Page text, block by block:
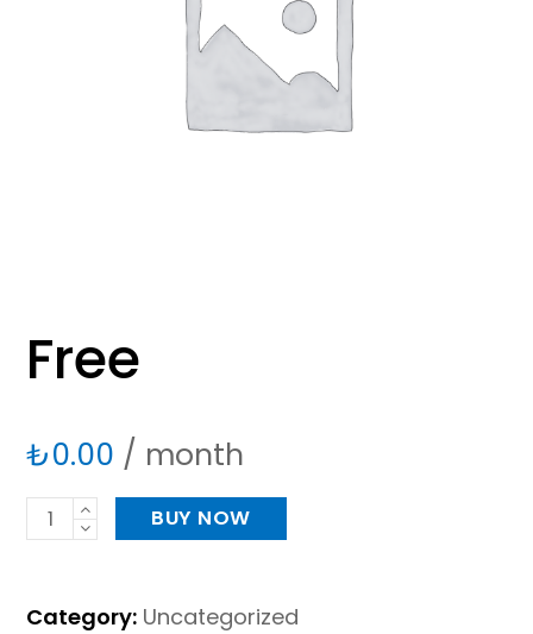
Free
₺0.00 / month
Free
adet
BUY NOW
Category: Uncategorized